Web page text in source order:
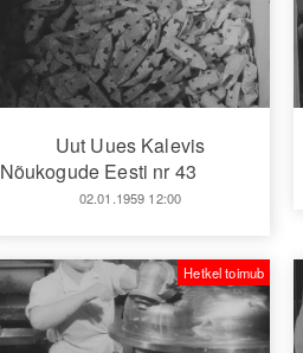
Uut Uues Kalevis
Nõukogude Eesti nr 43
02.01.1959 12:00
Hetkel toimub